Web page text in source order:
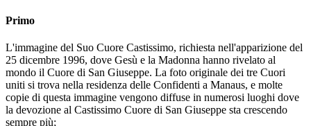
Primo
L'immagine del Suo Cuore Castissimo, richiesta nell'apparizione del
25 dicembre 1996, dove Gesù e la Madonna hanno rivelato al
mondo il Cuore di San Giuseppe. La foto originale dei tre Cuori
uniti si trova nella residenza delle Confidenti a Manaus, e molte
copie di questa immagine vengono diffuse in numerosi luoghi dove
la devozione al Castissimo Cuore di San Giuseppe sta crescendo
sempre più;